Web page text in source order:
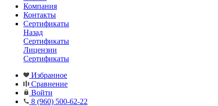
Компания
Контакты
Сертификаты
Назад
Сертификаты
Лицензии
Сертификаты
Избранное
Сравнение
Войти
8 (960) 500-62-22